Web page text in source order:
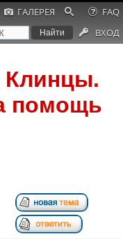
ГАЛЕРЕЯ
FAQ
ВХОД
Клинцы.
помощь